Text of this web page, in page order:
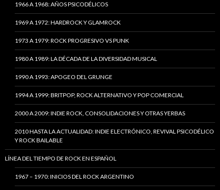
1966 A 1968: AÑOS PSICODÉLICOS
1969 A 1972: HARDROCK Y GLAMROCK
1973 A 1979: ROCK PROGRESIVO VS PUNK
1980 A 1989: LA DÉCADA DE LA DIVERSIDAD MUSICAL
1990 A 1993: APOGEO DEL GRUNGE
1994 A 1999: BRITPOP, ROCK ALTERNATIVO Y POP COMERCIAL
2000 A 2009: INDIE ROCK, CONSOLIDACIONES Y OTRAS YERBAS
2010 HASTA LA ACTUALIDAD: INDIE ELECTRÓNICO, REVIVAL PSICODÉLICO
Y ROCK BAILABLE
LÍNEA DEL TIEMPO DE ROCK EN ESPAÑOL
1967 – 1970: INICIOS DEL ROCK ARGENTINO